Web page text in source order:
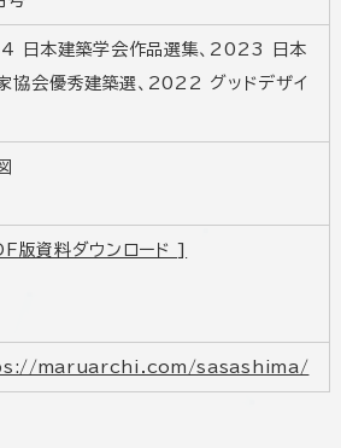
日本建築学会作品選集、2023 日本
協会優秀建築選、2022 グッドデザイ
版資料ダウンロード ]
maruarchi.com/sasashima/